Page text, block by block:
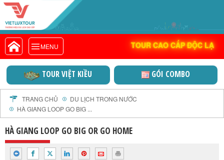
MENU TOUR CAO CẤP ĐỘC LẠ
VIETLUXTOUR.COM
TOUR CAO CẤP ĐỘC LẠ
TOUR TRONG NƯỚC
TOUR NƯỚC NGOÀI
TOUR KHỞI HÀNH TỪ HÀ NỘI
TOUR KHỞI HÀNH TỪ ĐÀ NẴNG
TOUR KHỞI HÀNH TỪ CẦN THƠ
TOUR ĐOÀN - M.I.C.E
TOUR COMBO
DỊCH VỤ
TOUR VIỆT KIỀU GÓI COMBO
TRANG CHỦ
DU LỊCH TRONG NƯỚC
HÀ GIANG LOOP GO BIG ...
HÀ GIANG LOOP GO BIG OR GO HOME